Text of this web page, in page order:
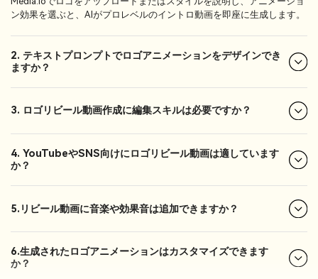
ン効果を選ぶと、AIがプロレベルのイントロ動画を即座に生成します。
2. テキストプロンプトでロゴアニメーションをデザインでき
ますか？
3. ロゴリビール動画作成に編集スキルは必要ですか？
4. YouTubeやSNS向けにロゴリビール動画は適しています
か？
5.リビール動画に音楽や効果音は追加できますか？
6.生成されたロゴアニメーションはカスタマイズできます
か？